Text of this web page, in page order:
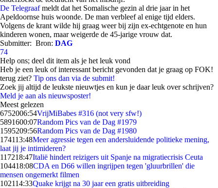
De Telegraafmeldt dat het Somalische gezin al drie jaar in het
Apeldoornse huis woonde. De man verbleef al enige tijd elders.
Volgens de krant wilde hij graag weer bij zijn ex-echtgenote en hun
kinderen wonen, maar weigerde de 45-jarige vrouw dat.
Submitter: Bron: DAG
74
Help ons; deel dit item als je het leuk vond
Heb je een leuk of interessant bericht gevonden dat je graag op FOK!
terug ziet? Tip ons dan via de submit!
Zoek jij altijd de leukste nieuwtjes en kun je daar leuk over schrijven?
Meld je aan als nieuwsposter!
Meest gelezen
6752006:54VrijMiBabes #316 (not very sfw!)
5891600:07Random Pics van de Dag #1979
1595209:56Random Pics van de Dag #1980
174113:48Meer agressie tegen een andersluidende politieke mening,
laat jij je intimideren?
117218:47Italië hindert reizigers uit Spanje na migratiecrisis Ceuta
104418:08CDA en D66 willen ingrijpen tegen 'gluurbrillen' die
mensen ongemerkt filmen
102114:33Quake krijgt na 30 jaar een gratis uitbreiding